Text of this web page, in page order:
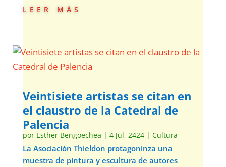
leer más
Veintisiete artistas se citan en
el claustro de la Catedral de
Palencia
por Esther Bengoechea | 4 Jul, 2424| Cultura
La Asociación Thieldon protagoninza una
muestra de pintura y escultura de autores